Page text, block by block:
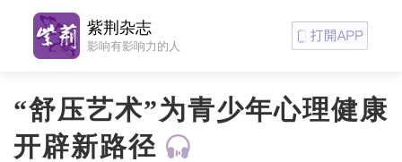
“舒压艺术”为青少年心理健康
开辟新路径
紫荆杂志
影响有影响力的人